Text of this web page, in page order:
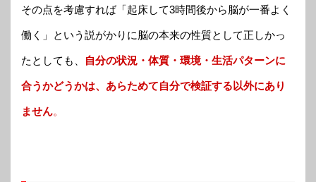
その点を考慮すれば「起床して3時間後から脳が一番よく
働く」という説がかりに脳の本来の性質として正しかっ
たとしても、 自分の状況・体質・環境・生活パターンに
合うかどうかは、あらためて自分で検証する以外にあり
ません。